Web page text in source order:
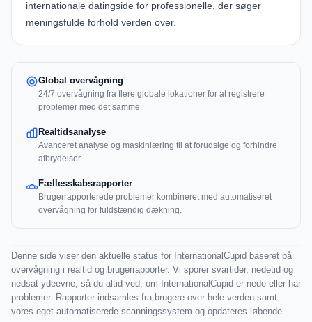
internationale datingside for professionelle, der søger
meningsfulde forhold verden over.
Global overvågning
24/7 overvågning fra flere globale lokationer for at registrere
problemer med det samme.
Realtidsanalyse
Avanceret analyse og maskinlæring til at forudsige og forhindre
afbrydelser.
Fællesskabsrapporter
Brugerrapporterede problemer kombineret med automatiseret
overvågning for fuldstændig dækning.
Denne side viser den aktuelle status for InternationalCupid baseret på
overvågning i realtid og brugerrapporter. Vi sporer svartider, nedetid og
nedsat ydeevne, så du altid ved, om InternationalCupid er nede eller har
problemer. Rapporter indsamles fra brugere over hele verden samt
vores eget automatiserede scanningssystem og opdateres løbende.